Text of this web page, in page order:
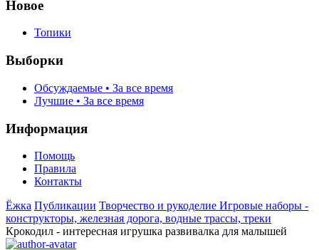
Новое
Топики
Выборки
Обсуждаемые • За все время
Лучшие • За все время
Информация
Помощь
Правила
Контакты
Ёжка Публикации Творчество и рукоделие Игровые наборы -
конструкторы, железная дорога, водные трассы, треки
Крокодил - интересная игрушка развивалка для малышей